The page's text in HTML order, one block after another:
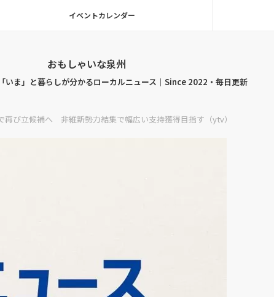
イベントカレンダー
おもしゃいな泉州
いま」と暮らしが分かるローカルニュース｜Since 2022・毎日更新
び立候補へ 非維新勢力結集で幅広い支持獲得目指す（ytv）